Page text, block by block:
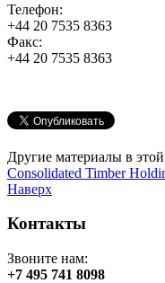
Телефон:
+44 20 7535 8363
Факс:
+44 20 7535 8363
Другие материалы в
Consolidated Timber
Наверх
Контакты
Звоните нам:
+7 495 741 8098